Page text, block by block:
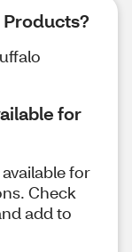
Products?
for
for
Check
add to